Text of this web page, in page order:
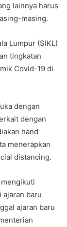
lainnya harus
masing.
Lumpur (SIKL)
tingkatan
Covid-19 di
dengan
dengan
hand
menerapkan
distancing.
ajaran baru
ajaran baru